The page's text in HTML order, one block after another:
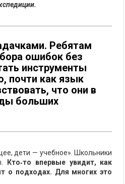
Ребятам
ошибок без
инструменты
почти как язык
что они в
больших
дети — учебное». Школьники
Кто‑то впервые увидит, как
о подходах. Для многих это